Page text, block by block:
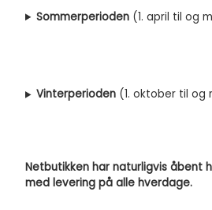
Sommerperioden (1. april til og
Vinterperioden (1. oktober til og
Netbutikken har naturligvis åbent
med levering på alle hverdage.